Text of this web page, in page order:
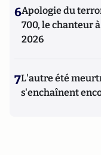
6Apologie du
700, le chanteur
2026
7L'autre été
s'enchaînent